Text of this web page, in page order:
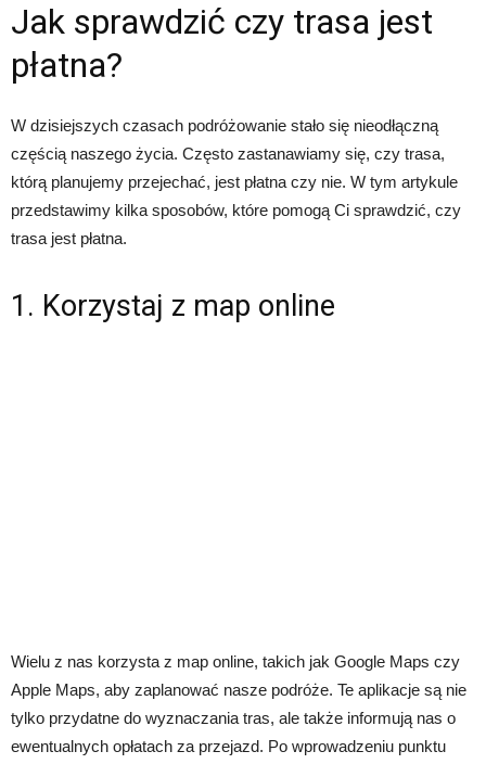
Jak sprawdzić czy trasa jest
płatna?
W dzisiejszych czasach podróżowanie stało się nieodłączną
częścią naszego życia. Często zastanawiamy się, czy trasa,
którą planujemy przejechać, jest płatna czy nie. W tym artykule
przedstawimy kilka sposobów, które pomogą Ci sprawdzić, czy
trasa jest płatna.
1. Korzystaj z map online
Wielu z nas korzysta z map online, takich jak Google Maps czy
Apple Maps, aby zaplanować nasze podróże. Te aplikacje są nie
tylko przydatne do wyznaczania tras, ale także informują nas o
ewentualnych opłatach za przejazd. Po wprowadzeniu punktu